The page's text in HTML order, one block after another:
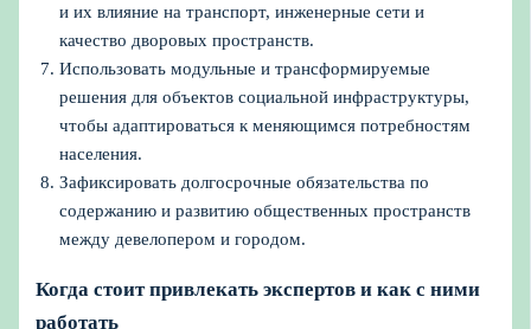
и их влияние на транспорт, инженерные сети и
качество дворовых пространств.
Использовать модульные и трансформируемые
решения для объектов социальной инфраструктуры,
чтобы адаптироваться к меняющимся потребностям
населения.
Зафиксировать долгосрочные обязательства по
содержанию и развитию общественных пространств
между девелопером и городом.
Когда стоит привлекать экспертов и как с ними
работать